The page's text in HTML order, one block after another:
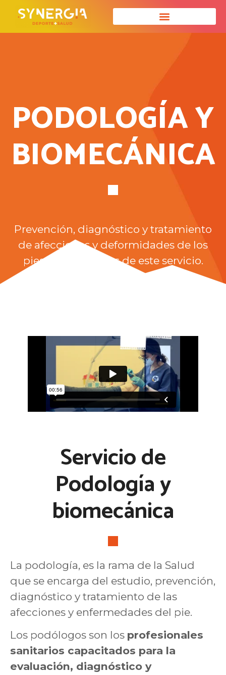
PODOLOGÍA Y
BIOMECÁNICA
Prevención, diagnóstico y tratamiento
de afecciones y deformidades de los
pies son los pilares de este servicio.
Servicio de
Podología y
biomecánica
La podología, es la rama de la Salud
que se encarga del estudio, prevención,
diagnóstico y tratamiento de las
afecciones y enfermedades del pie.
Los podólogos son los profesionales
sanitarios capacitados para la
evaluación, diagnóstico y